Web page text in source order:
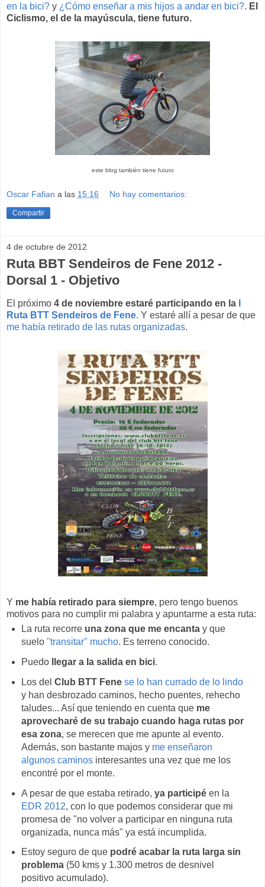
en la bici? y ¿Cómo enseñar a mis hijos a andar en bici?. El
Ciclismo, el de la mayúscula, tiene futuro.
este blog también tiene futuro
Oscar Fafian a las 15:16 No hay comentarios:
Compartir
4 de octubre de 2012
Ruta BBT Sendeiros de Fene 2012 -
Dorsal 1 - Objetivo
El próximo 4 de noviembre estaré participando en la
Ruta BTT Sendeiros de Fene. Y estaré allí a pesar de que
me había retirado de las rutas organizadas.
Y me había retirado para siempre, pero tengo buenos
motivos para no cumplir mi palabra y apuntarme a esta ruta:
La ruta recorre una zona que me encantay que
suelo "transitar" mucho. Es terreno conocido.
Puedo
llegar a la salida en bici.
Los del Club BTT Fene se lo han currado de lo lindo
y han desbrozado caminos, hecho puentes, rehecho
taludes... Así que teniendo en cuenta que me
aprovecharé de su trabajo cuando haga rutas por
esa zona, se merecen que me apunte al evento.
Además, son bastante majos y me enseñaron
algunos caminosinteresantes una vez que me los
encontré por el monte.
A pesar de que estaba retirado, ya participéen la
EDR 2012, con lo que podemos considerar que mi
promesa de "no volver a participar en ninguna ruta
organizada, nunca más" ya está incumplida.
Estoy seguro de que podré acabar la ruta larga sin
problema(50 kms y 1.300 metros de desnivel
positivo acumulado).